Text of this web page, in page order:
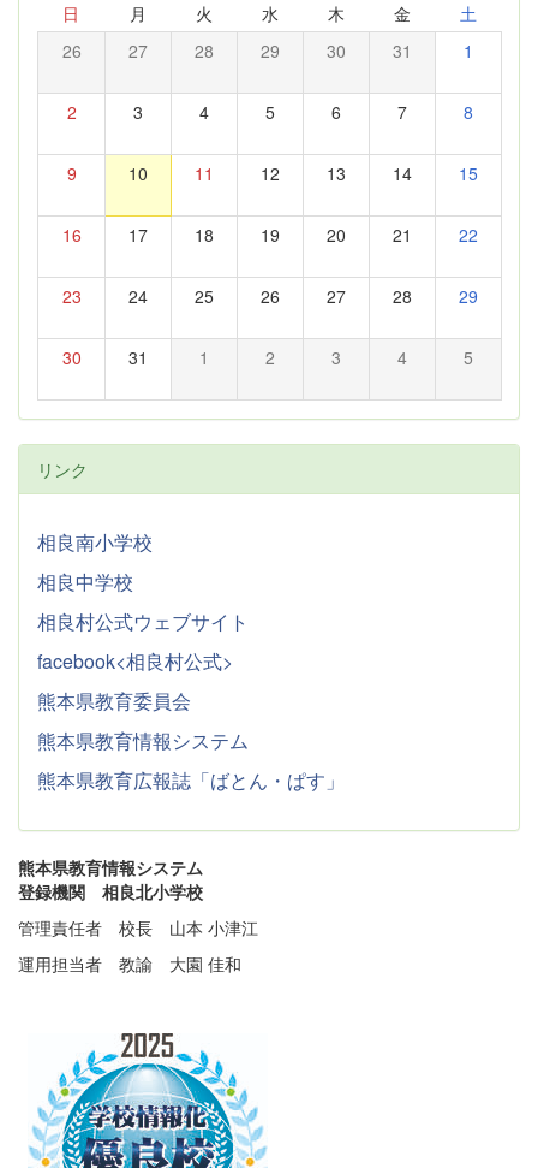
日 月 火 水 木 金 土
26 27 28 29 30 31 1
2 3 4 5 6 7 8
9 10 11 12 13 14 15
16 17 18 19 20 21 22
23 24 25 26 27 28 29
30 31 1 2 3 4 5
リンク
相良南小学校
相良中学校
相良村公式ウェブサイト
facebook<相良村公式>
熊本県教育委員会
熊本県教育情報システム
熊本県教育広報誌「ばとん・ぱす」
熊本県教育情報システム
登録機関 相良北小学校
管理責任者 校長 山本 小津江
運用担当者 教諭 大園 佳和